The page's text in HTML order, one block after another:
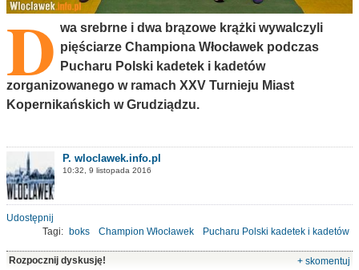
D wa srebrne i dwa brązowe krążki wywalczyli
pięściarze Championa Włocławek podczas
Pucharu Polski kadetek i kadetów
zorganizowanego w ramach XXV Turnieju Miast
Kopernikańskich w Grudziądzu.
P. wloclawek.info.pl
10:32, 9 listopada 2016
Udostępnij
Tagi: boks Champion Włocławek
Pucharu Polski kadetek i kadetów
Grudziądz
Rozpocznij dyskusję!
+ skomentuj